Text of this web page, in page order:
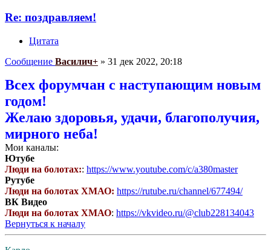
Re: поздравляем!
Цитата
Сообщение Василич+ » 31 дек 2022, 20:18
Всех форумчан с наступающим новым
годом!
Желаю здоровья, удачи, благополучия,
мирного неба!
Мои каналы:
Ютубе
Люди на болотах:: https://www.youtube.com/c/a380master
Рутубе
Люди на болотах ХМАО: https://rutube.ru/channel/677494/
ВК Видео
Люди на болотах ХМАО: https://vkvideo.ru/@club228134043
Вернуться к началу